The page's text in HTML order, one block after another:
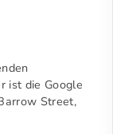
ist die Google
Street,